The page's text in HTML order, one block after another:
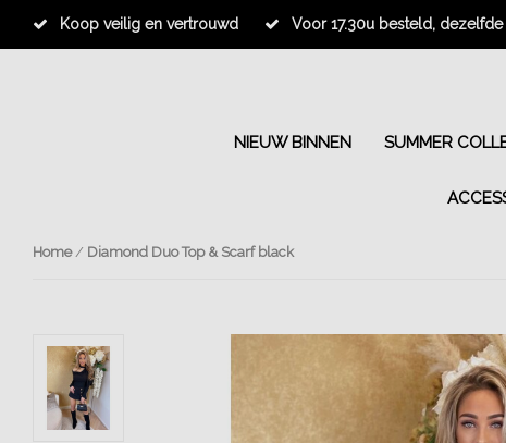
Koop veilig en vertrouwd Voor 17.30u besteld,
NIEUW BINNEN SUMMER
Home/ Diamond Duo Top & Scarf black